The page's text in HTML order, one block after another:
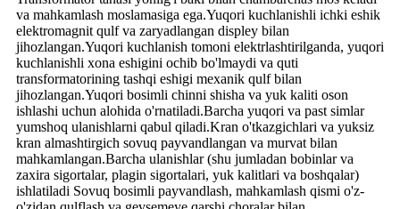
va mahkamlash moslamasiga ega.Yuqori kuchlanishli ichki eshik
elektromagnit qulf va zaryadlangan displey bilan
jihozlangan.Yuqori kuchlanish tomoni elektrlashtirilganda, yuqori
kuchlanishli xona eshigini ochib bo'lmaydi va quti
transformatorining tashqi eshigi mexanik qulf bilan
jihozlangan.Yuqori bosimli chinni shisha va yuk kaliti oson
ishlashi uchun alohida o'rnatiladi.Barcha yuqori va past simlar
yumshoq ulanishlarni qabul qiladi.Kran o'tkazgichlari va yuksiz
kran almashtirgich sovuq payvandlangan va murvat bilan
mahkamlangan.Barcha ulanishlar (shu jumladan bobinlar va
zaxira sigortalar, plagin sigortalari, yuk kalitlari va boshqalar)
ishlatiladi Sovuq bosimli payvandlash, mahkamlash qismi o'z-